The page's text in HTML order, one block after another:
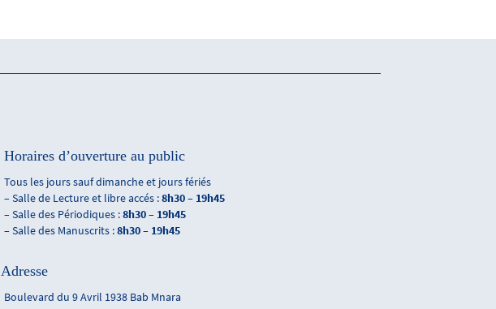
Horaires d’ouverture au public
Tous les jours sauf dimanche et jours fériés
– Salle de Lecture et libre accés :8h30 – 19h45
– Salle des Périodiques :8h30 – 19h45
– Salle des Manuscrits :8h30 – 19h45
Adresse
Boulevard du 9 Avril 1938 Bab Mnara